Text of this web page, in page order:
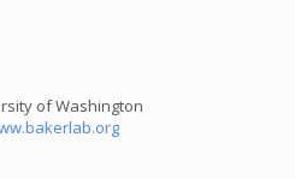
of Washington